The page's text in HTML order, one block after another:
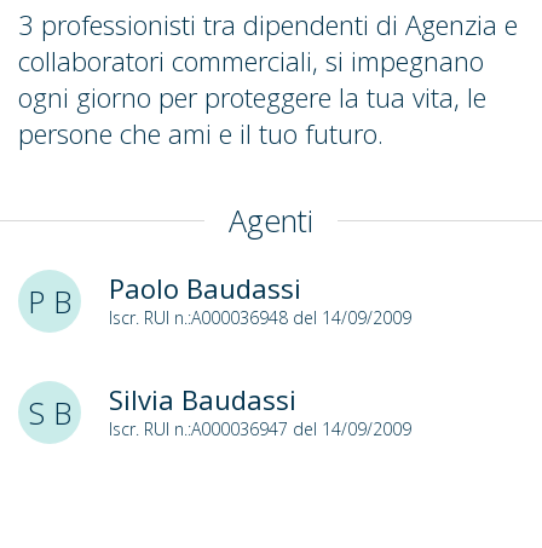
3 professionisti tra dipendenti di Agenzia e
collaboratori commerciali, si impegnano
ogni giorno per proteggere la tua vita, le
persone che ami e il tuo futuro.
Agenti
P B
Paolo Baudassi
Iscr. RUI n.:A000036948 del 14/09/2009
S B Silvia Baudassi
Iscr. RUI n.:A000036947 del 14/09/2009